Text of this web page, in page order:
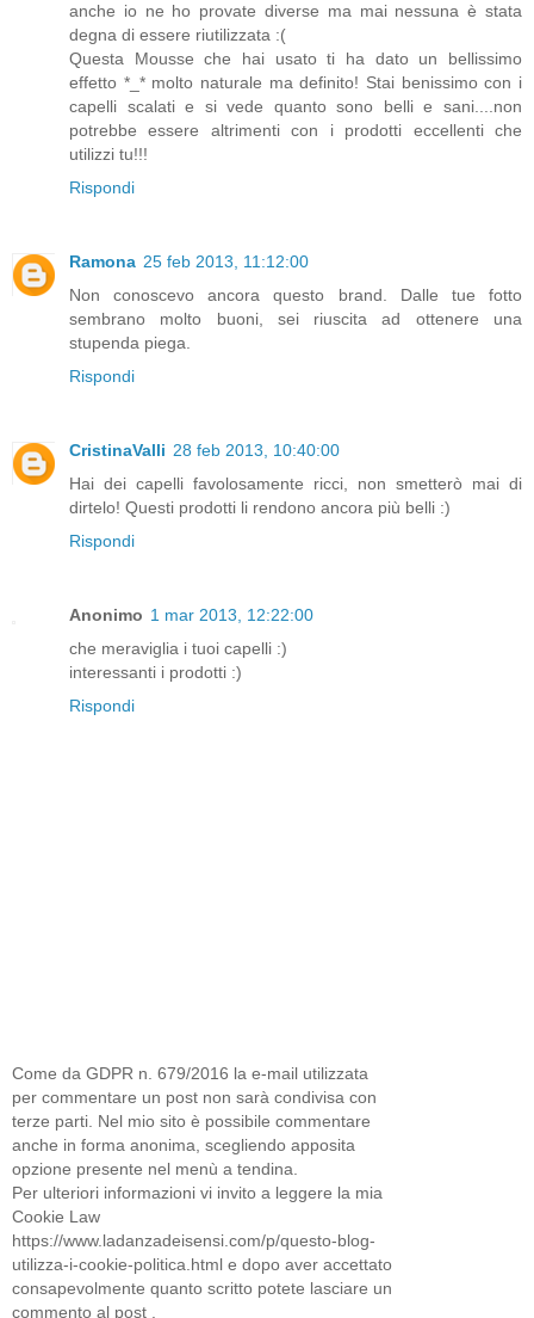
anche io ne ho provate diverse ma mai nessuna è stata
degna di essere riutilizzata :(
Questa Mousse che hai usato ti ha dato un bellissimo
effetto *_* molto naturale ma definito! Stai benissimo con i
capelli scalati e si vede quanto sono belli e sani....non
potrebbe essere altrimenti con i prodotti eccellenti che
utilizzi tu!!!
Rispondi
Ramona 25 feb 2013, 11:12:00
Non conoscevo ancora questo brand. Dalle tue fotto
sembrano molto buoni, sei riuscita ad ottenere una
stupenda piega.
Rispondi
CristinaValli 28 feb 2013, 10:40:00
Hai dei capelli favolosamente ricci, non smetterò mai di
dirtelo! Questi prodotti li rendono ancora più belli :)
Rispondi
Anonimo 1 mar 2013, 12:22:00
che meraviglia i tuoi capelli :)
interessanti i prodotti :)
Rispondi
Come da GDPR n. 679/2016 la e-mail utilizzata
per commentare un post non sarà condivisa con
terze parti. Nel mio sito è possibile commentare
anche in forma anonima, scegliendo apposita
opzione presente nel menù a tendina.
Per ulteriori informazioni vi invito a leggere la mia
Cookie Law
https://www.ladanzadeisensi.com/p/questo-blog-
utilizza-i-cookie-politica.html e dopo aver accettato
consapevolmente quanto scritto potete lasciare un
commento al post .